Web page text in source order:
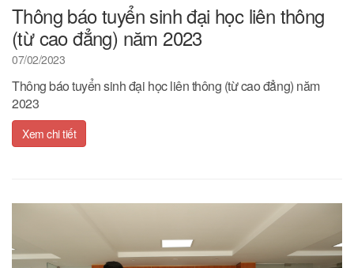
Thông báo tuyển sinh đại học liên thông
(từ cao đẳng) năm 2023
07/02/2023
Thông báo tuyển sinh đại học liên thông (từ cao đẳng) năm
2023
Xem chi tiết